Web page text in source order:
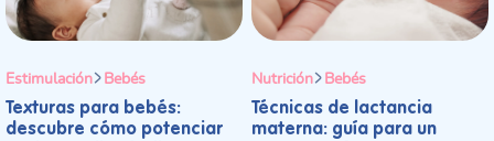
Estimulación Bebés
Texturas para bebés:
descubre cómo potenciar
Nutrición Bebés
Técnicas de lactancia
materna: guía para un